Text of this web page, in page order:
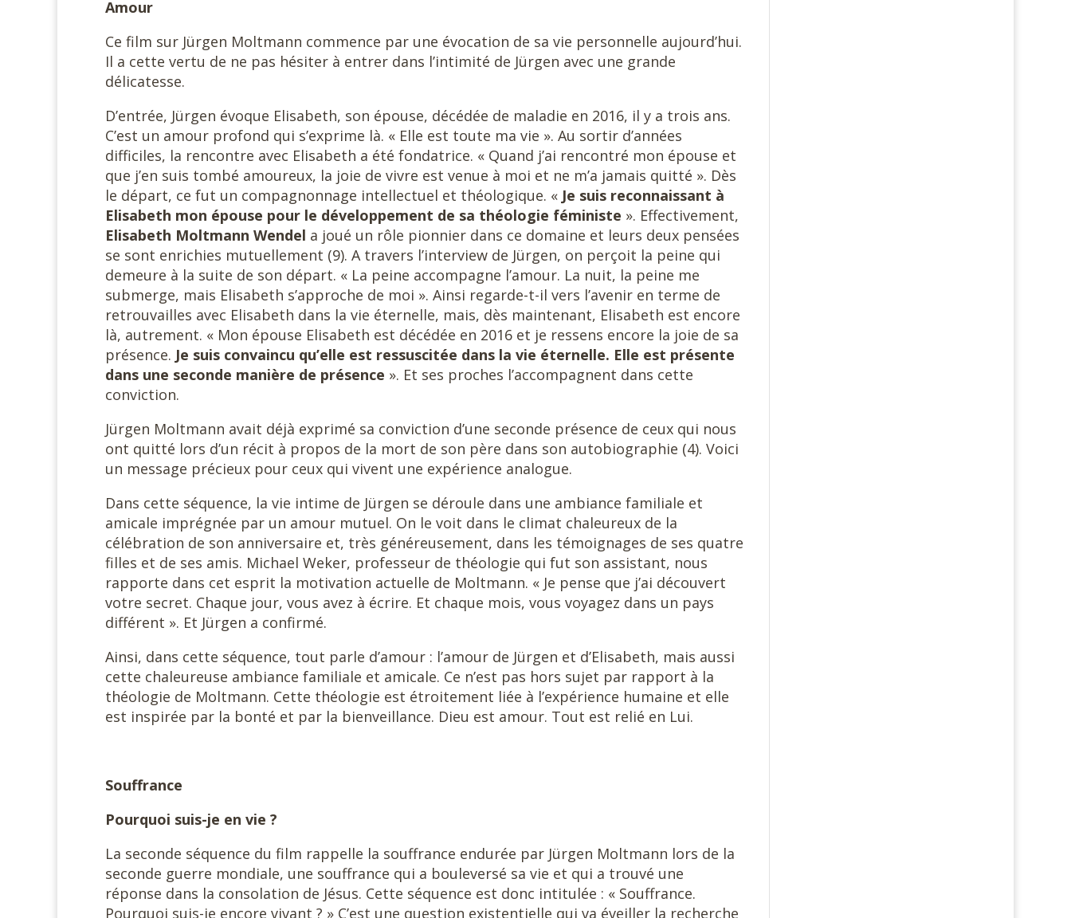
Amour
Ce film sur Jürgen Moltmann commence par une évocation de sa vie personnelle aujourd’hui.
Il a cette vertu de ne pas hésiter à entrer dans l’intimité de Jürgen avec une grande
délicatesse.
D’entrée, Jürgen évoque Elisabeth, son épouse, décédée de maladie en 2016, il y a trois ans.
C’est un amour profond qui s’exprime là. « Elle est toute ma vie ». Au sortir d’années
difficiles, la rencontre avec Elisabeth a été fondatrice. « Quand j’ai rencontré mon épouse et
que j’en suis tombé amoureux, la joie de vivre est venue à moi et ne m’a jamais quitté ». Dès
le départ, ce fut un compagnonnage intellectuel et théologique. « Je suis reconnaissant à
Elisabeth mon épouse pour le développement de sa théologie féministe ». Effectivement,
Elisabeth Moltmann Wendel a joué un rôle pionnier dans ce domaine et leurs deux pensées
se sont enrichies mutuellement (9). A travers l’interview de Jürgen, on perçoit la peine qui
demeure à la suite de son départ. « La peine accompagne l’amour. La nuit, la peine me
submerge, mais Elisabeth s’approche de moi ». Ainsi regarde-t-il vers l’avenir en terme de
retrouvailles avec Elisabeth dans la vie éternelle, mais, dès maintenant, Elisabeth est encore
là, autrement. « Mon épouse Elisabeth est décédée en 2016 et je ressens encore la joie de sa
présence. Je suis convaincu qu’elle est ressuscitée dans la vie éternelle. Elle est présente
dans une seconde manière de présence ». Et ses proches l’accompagnent dans cette
conviction.
Jürgen Moltmann avait déjà exprimé sa conviction d’une seconde présence de ceux qui nous
ont quitté lors d’un récit à propos de la mort de son père dans son autobiographie (4). Voici
un message précieux pour ceux qui vivent une expérience analogue.
Dans cette séquence, la vie intime de Jürgen se déroule dans une ambiance familiale et
amicale imprégnée par un amour mutuel. On le voit dans le climat chaleureux de la
célébration de son anniversaire et, très généreusement, dans les témoignages de ses quatre
filles et de ses amis. Michael Weker, professeur de théologie qui fut son assistant, nous
rapporte dans cet esprit la motivation actuelle de Moltmann. « Je pense que j’ai découvert
votre secret. Chaque jour, vous avez à écrire. Et chaque mois, vous voyagez dans un pays
différent ». Et Jürgen a confirmé.
Ainsi, dans cette séquence, tout parle d’amour : l’amour de Jürgen et d’Elisabeth, mais aussi
cette chaleureuse ambiance familiale et amicale. Ce n’est pas hors sujet par rapport à la
théologie de Moltmann. Cette théologie est étroitement liée à l’expérience humaine et elle
est inspirée par la bonté et par la bienveillance. Dieu est amour. Tout est relié en Lui.
Souffrance
Pourquoi suis-je en vie ?
La seconde séquence du film rappelle la souffrance endurée par Jürgen Moltmann lors de la
seconde guerre mondiale, une souffrance qui a bouleversé sa vie et qui a trouvé une
réponse dans la consolation de Jésus. Cette séquence est donc intitulée : « Souffrance.
Pourquoi suis-je encore vivant ? » C’est une question existentielle qui va éveiller la recherche